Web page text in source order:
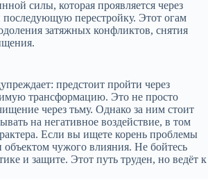
силы, которая проявляется через
последующую перестройку. Этот огам
затяжных конфликтов, снятия
предстоит пройти через
трансформацию. Это не просто
через тьму. Однако за ним стоит
на негативное воздействие, в том
Если вы ищете корень проблемы
чужого влияния. Не бойтесь
и защите. Этот путь труден, но ведёт к